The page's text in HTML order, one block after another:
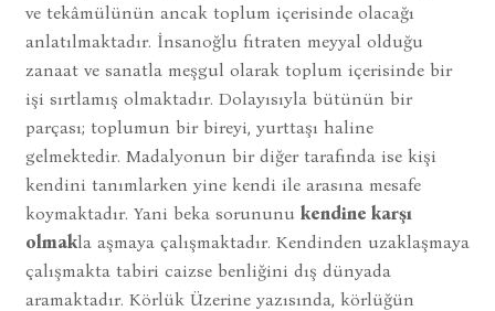
ve tekâmülünün ancak toplum içerisinde olacağı
anlatılmaktadır. İnsanoğlu fıtraten meyyal olduğu
zanaat ve sanatla meşgul olarak toplum içerisinde bir
işi sırtlamış olmaktadır. Dolayısıyla bütünün bir
parçası; toplumun bir bireyi, yurttaşı haline
gelmektedir. Madalyonun bir diğer tarafında ise kişi
kendini tanımlarken yine kendi ile arasına mesafe
koymaktadır. Yani beka sorununu kendine karşı
olmakla aşmaya çalışmaktadır. Kendinden uzaklaşmaya
çalışmakta tabiri caizse benliğini dış dünyada
aramaktadır. Körlük Üzerine yazısında, körlüğün